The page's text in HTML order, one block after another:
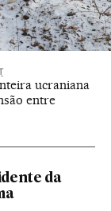
ucraniana
entre
da